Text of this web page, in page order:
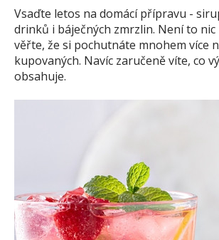
Vsaďte letos na domácí přípravu -
drinků i báječných zmrzlin. Není to
věřte, že si pochutnáte mnohem více
kupovaných. Navíc zaručeně víte, co
obsahuje.